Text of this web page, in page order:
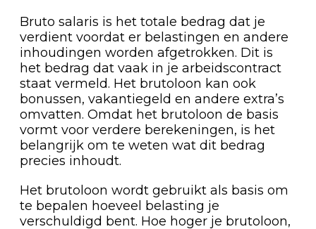
Bruto salaris is het totale bedrag dat je
verdient voordat er belastingen en andere
inhoudingen worden afgetrokken. Dit is
het bedrag dat vaak in je arbeidscontract
staat vermeld. Het brutoloon kan ook
bonussen, vakantiegeld en andere extra’s
omvatten. Omdat het brutoloon de basis
vormt voor verdere berekeningen, is het
belangrijk om te weten wat dit bedrag
precies inhoudt.
Het brutoloon wordt gebruikt als basis om
te bepalen hoeveel belasting je
verschuldigd bent. Hoe hoger je brutoloon,